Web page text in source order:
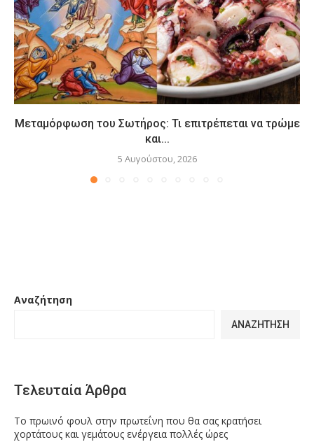
Μεταμόρφωση του Σωτήρος: Τι επιτρέπεται να τρώμε
και...
5 Αυγούστου, 2026
Αναζήτηση
ΑΝΑΖΉΤΗΣΗ
Τελευταία Άρθρα
Το πρωινό φουλ στην πρωτεΐνη που θα σας κρατήσει
χορτάτους και γεμάτους ενέργεια πολλές ώρες